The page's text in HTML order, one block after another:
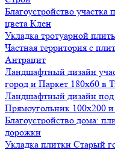
Благоустройство
цвета Клен
Укладка тротуарной
Частная территория с
Антрацит
Ландшафтный дизайн
город и Паркет 180х60 в
Ландшафтный дизайн под
Прямоугольник 100х200
Благоустройство дома:
дорожки
Укладка плитки Старый